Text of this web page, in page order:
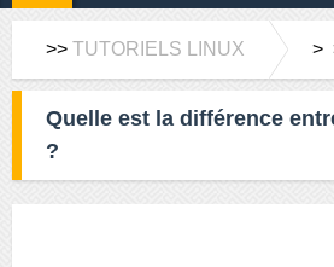
>> TUTORIELS LINUX >
Quelle est la différence
?